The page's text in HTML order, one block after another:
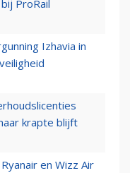
ProRail
Izhavia in
krapte blijft
en Wizz Air